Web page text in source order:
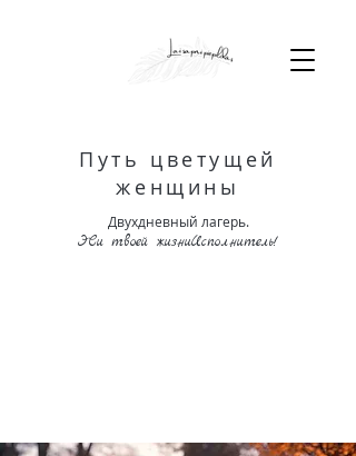
Путь цветущей
женщины
Двухдневный лагерь.
ЭСи твоей жизниИсполнитель!